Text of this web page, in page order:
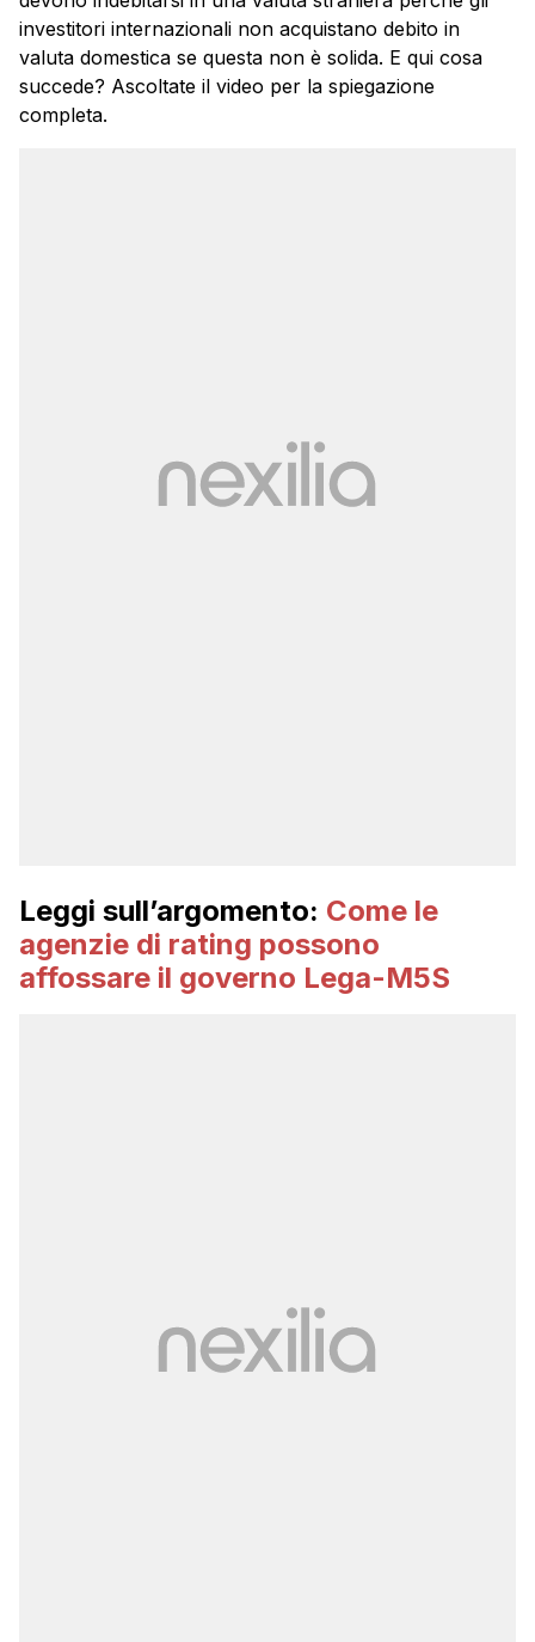
investitori internazionali non acquistano debito in
valuta domestica se questa non è solida. E qui cosa
succede? Ascoltate il video per la spiegazione
completa.
Leggi sull’argomento: Come le
agenzie di rating possono
affossare il governo Lega-M5S